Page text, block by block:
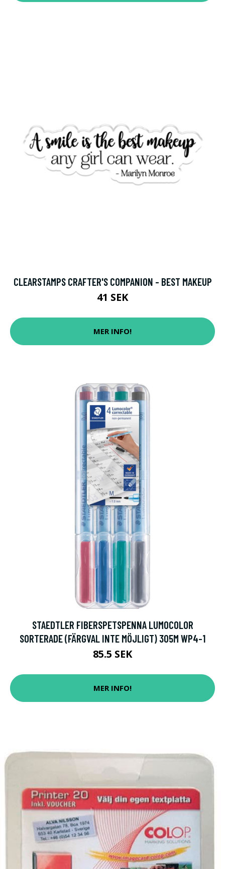
CLEARSTAMPS CRAFTER'S COMPANION - BEST MAKEUP
41 SEK
MER INFO!
STAEDTLER FIBERSPETSPENNA LUMOCOLOR
SORTERADE (FÄRGVAL INTE MÖJLIGT) 305M WP4-1
85.5 SEK
MER INFO!